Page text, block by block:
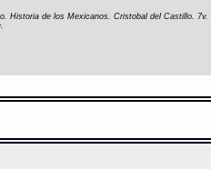
Historia de los Mexicanos. Cristobal del Castillo. 7v.